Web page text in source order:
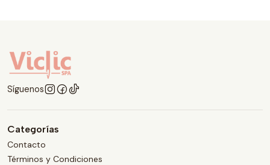
Síguenos
Categorías
Contacto
Términos y Condiciones